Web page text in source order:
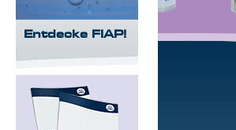
Entdecke FIAP!